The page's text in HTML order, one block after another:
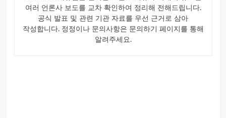
여러 언론사 보도를 교차 확인하여 정리해 전해드립니다.
공식 발표 및 관련 기관 자료를 우선 근거로 삼아
작성합니다. 정정이나 문의사항은 문의하기 페이지를 통해
알려주세요.